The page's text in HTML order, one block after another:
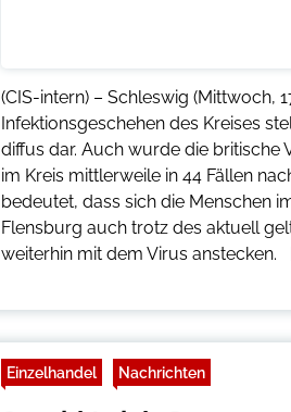
(CIS-intern) – Schleswig (Mittwoch,
Infektionsgeschehen des Kreises
diffus dar. Auch wurde die britische
im Kreis mittlerweile in 44 Fällen
bedeutet, dass sich die Menschen
Flensburg auch trotz des aktuell
weiterhin mit dem Virus anstecken.
Einzelhandel Nachrichten